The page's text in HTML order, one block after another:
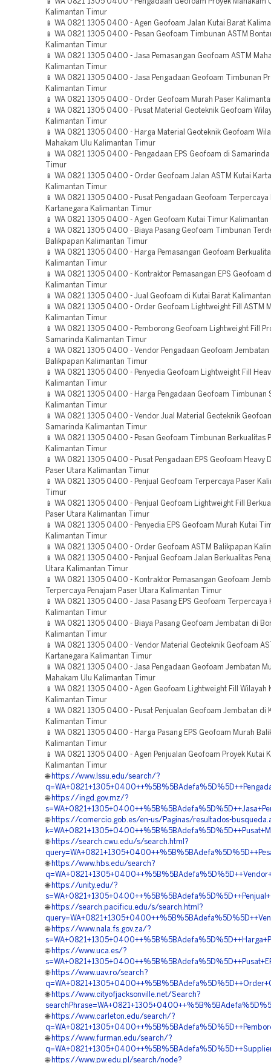
📱 WA 0821 1305 0400 - Pengadaan Geofoam Proyek Mahakam
Kalimantan Timur
📱 WA 0821 1305 0400 - Agen Geofoam Jalan Kutai Barat
📱 WA 0821 1305 0400 - Pesan Geofoam Timbunan ASTM
Kalimantan Timur
📱 WA 0821 1305 0400 - Jasa Pemasangan Geofoam ASTM
Kalimantan Timur
📱 WA 0821 1305 0400 - Jasa Pengadaan Geofoam Timbunan
Kalimantan Timur
📱 WA 0821 1305 0400 - Order Geofoam Murah Paser
📱 WA 0821 1305 0400 - Pusat Material Geoteknik Geofoam
Kalimantan Timur
📱 WA 0821 1305 0400 - Harga Material Geoteknik Geofoam
Mahakam Ulu Kalimantan Timur
📱 WA 0821 1305 0400 - Pengadaan EPS Geofoam di
Timur
📱 WA 0821 1305 0400 - Order Geofoam Jalan ASTM Kutai
Kalimantan Timur
📱 WA 0821 1305 0400 - Pusat Pengadaan Geofoam Terpercaya
Kartanegara Kalimantan Timur
📱 WA 0821 1305 0400 - Agen Geofoam Kutai Timur Kalimantan
📱 WA 0821 1305 0400 - Biaya Pasang Geofoam Timbunan
Balikpapan Kalimantan Timur
📱 WA 0821 1305 0400 - Harga Pemasangan Geofoam
Kalimantan Timur
📱 WA 0821 1305 0400 - Kontraktor Pemasangan EPS Geofoam
Kalimantan Timur
📱 WA 0821 1305 0400 - Jual Geofoam di Kutai Barat
📱 WA 0821 1305 0400 - Order Geofoam Lightweight Fill ASTM
Kalimantan Timur
📱 WA 0821 1305 0400 - Pemborong Geofoam Lightweight Fill
Samarinda Kalimantan Timur
📱 WA 0821 1305 0400 - Vendor Pengadaan Geofoam Jembatan
Balikpapan Kalimantan Timur
📱 WA 0821 1305 0400 - Penyedia Geofoam Lightweight Fill
Kalimantan Timur
📱 WA 0821 1305 0400 - Harga Pengadaan Geofoam Timbunan
Kalimantan Timur
📱 WA 0821 1305 0400 - Vendor Jual Material Geoteknik
Samarinda Kalimantan Timur
📱 WA 0821 1305 0400 - Pesan Geofoam Timbunan Berkualitas
Kalimantan Timur
📱 WA 0821 1305 0400 - Pusat Pengadaan EPS Geofoam Heavy
Paser Utara Kalimantan Timur
📱 WA 0821 1305 0400 - Penjual Geofoam Terpercaya Paser
Timur
📱 WA 0821 1305 0400 - Penjual Geofoam Lightweight Fill
Paser Utara Kalimantan Timur
📱 WA 0821 1305 0400 - Penyedia EPS Geofoam Murah Kutai
Kalimantan Timur
📱 WA 0821 1305 0400 - Order Geofoam ASTM Balikpapan
📱 WA 0821 1305 0400 - Penjual Geofoam Jalan Berkualitas
Utara Kalimantan Timur
📱 WA 0821 1305 0400 - Kontraktor Pemasangan Geofoam
Terpercaya Penajam Paser Utara Kalimantan Timur
📱 WA 0821 1305 0400 - Jasa Pasang EPS Geofoam Terpercaya
Kalimantan Timur
📱 WA 0821 1305 0400 - Biaya Pasang Geofoam Jembatan di
Kalimantan Timur
📱 WA 0821 1305 0400 - Vendor Material Geoteknik Geofoam
Kartanegara Kalimantan Timur
📱 WA 0821 1305 0400 - Jasa Pengadaan Geofoam Jembatan
Mahakam Ulu Kalimantan Timur
📱 WA 0821 1305 0400 - Agen Geofoam Lightweight Fill Wilayah
Kalimantan Timur
📱 WA 0821 1305 0400 - Pusat Penjualan Geofoam Jembatan di
Kalimantan Timur
📱 WA 0821 1305 0400 - Harga Pasang EPS Geofoam Murah
Kalimantan Timur
📱 WA 0821 1305 0400 - Agen Penjualan Geofoam Proyek Kutai
Kalimantan Timur
🌐 https://www.lssu.edu/search/?
🌐 https://ingd.gov.mz/?
🌐 https://comercio.gob.es/en-us/Paginas/resultados-
🌐 https://search.cwu.edu/s/search.html?
🌐 https://www.hbs.edu/search?
🌐 https://unity.edu/?
🌐 https://search.pacificu.edu/s/search.html?
🌐 https://www.nala.fs.gov.za/?
🌐 https://www.uca.es/?
🌐 https://www.uav.ro/search?
🌐 https://www.cityofjacksonville.net/Search?
🌐 https://www.carleton.edu/search/?
🌐 https://www.furman.edu/search/?
🌐 https://www.pw.edu.pl/search/node?